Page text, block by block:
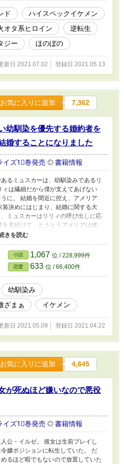
ぼのストーリーです。
ド
ハイスペックイケメン
オタ系ヒロイン
逆転生
ジー ほのぼの
新日 2021.07.02 登録日 2021.05.13
お気に入りに追加 7,362
幼馴染を優先する婚約者を
婚することになりました
イズ1⃣巻発売 書籍情報
るミュスカーは、幼馴染みであるリ
ィは繊細だから僕が支えてあげない
に。 結婚を間近に控え、アメリア
決めにはじまり、結婚に関する大
ミュスカーはリリィの呼び出しに応
を見続けて、とうとうアメリアは彼
ど正式に婚約の解消を求めてミュス
時間をくれと言って保留にされてし
た一ヵ月後、国外視察で家を空けて
が帰ってきてアメリアにこう告げ
る。どうか俺と結婚して欲しい」
な女性がいるからと諦めていたアー
戸惑いながらも頷くことしか出来な
小説 1,067 位 / 228,999件
恋愛 633 位 / 66,400件
幼馴染み
ざまぁ イケメン
新日 2021.05.09 登録日 2021.04.22
お気に入りに追加 4,645
が死ぬほど嫌いなので悪役
イズ1⃣巻発売 書籍情報
公・イルゼ。 彼女は生前プレイし
嬢ポジションに転生していた。 だ
るほど暇でもないので放置していた